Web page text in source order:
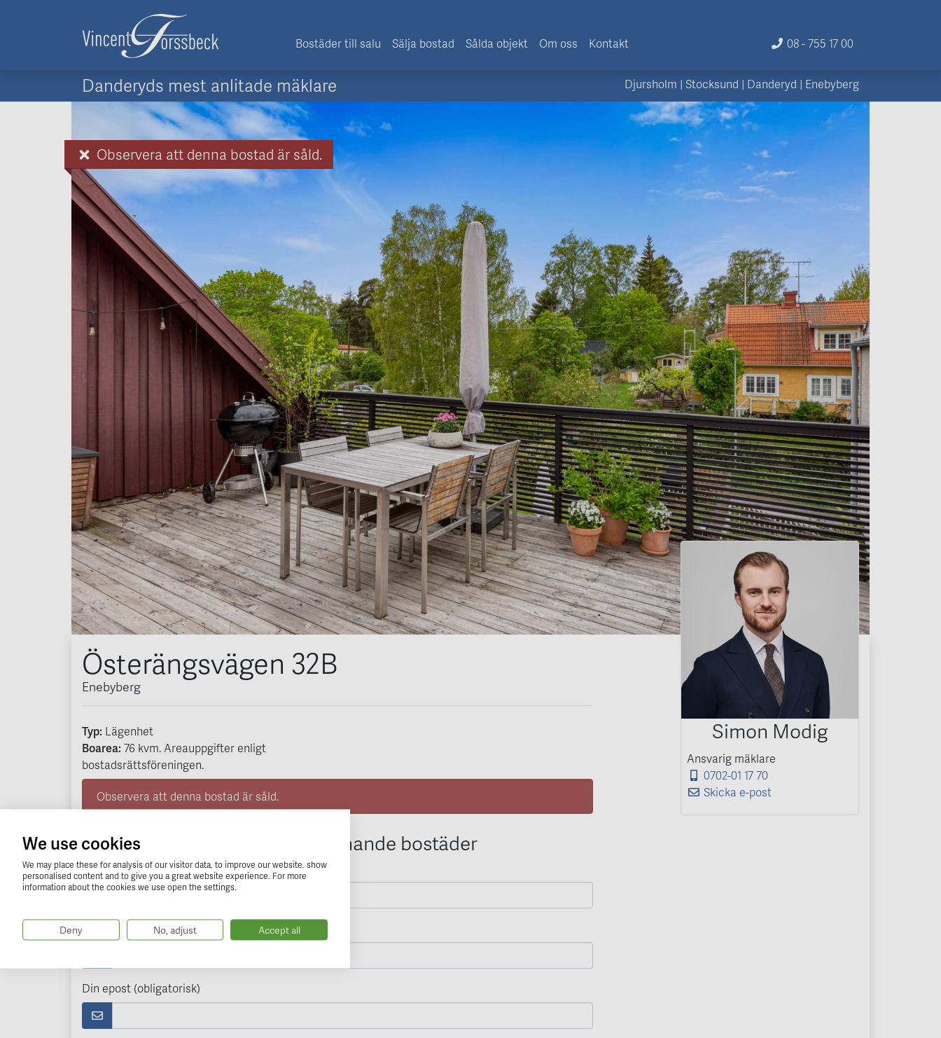
Bostäder till salu Sälja bostad Sålda objekt Om oss Kontakt 08 - 755 17 00
Danderyds mest anlitade mäklare Djursholm | Stocksund | Danderyd | Enebyberg
Observera att denna bostad är såld.
Österängsvägen 32B
Enebyberg
Typ: Lägenhet
Boarea: 76 kvm. Areauppgifter enligt
bostadsrättsföreningen.
Observera att denna bostad är såld.
Få förhandsinformation om liknande bostäder
Ditt namn (obligatorisk)
Din telefon (obligatorisk)
Din epost (obligatorisk)
Simon Modig
Ansvarig mäklare
0702-01 17 70
Skicka e-post
We use cookies
We may place these for analysis of our visitor data, to improve our website, show
personalised content and to give you a great website experience. For more
information about the cookies we use open the settings.
Deny No, adjust Accept all